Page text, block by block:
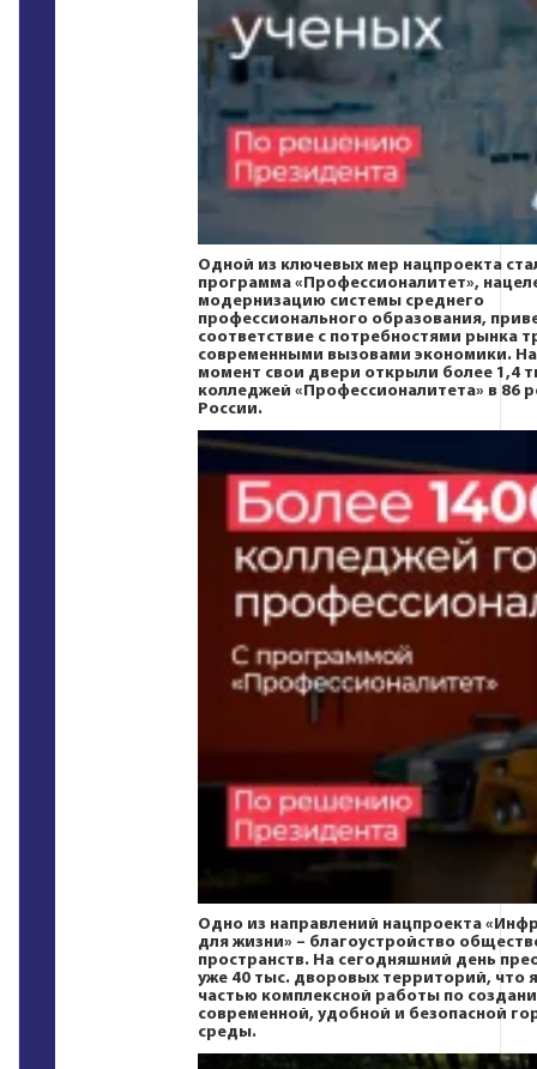
Одной из ключевых мер нацпроекта
программа «Профессионалитет»,
модернизацию системы среднего
профессионального образования,
соответствие с потребностями рынка
современными вызовами экономики.
момент свои двери открыли более 1,4
колледжей «Профессионалитета» в 86
России.
Одно из направлений нацпроекта
для жизни» – благоустройство
пространств. На сегодняшний день
уже 40 тыс. дворовых территорий, что
частью комплексной работы по
современной, удобной и безопасной
среды.